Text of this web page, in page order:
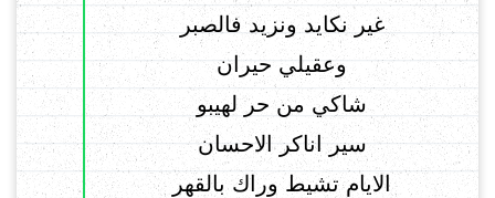
غير نكايد ونزيد فالصبر
وعقيلي حيران
شاكي من حر لهيبو
سير اناكر الاحسان
الايام تشيط وراك بالقهر